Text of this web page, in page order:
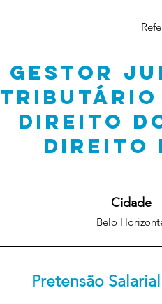
GESTOR
DIREITO
DIREITO
Belo
Cidade
Pretensão Salarial